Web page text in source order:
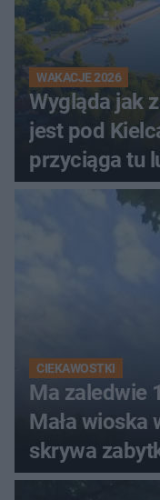
WAKACJE 2026
Wygląda jak
jest pod
przyciąga tu
CIEKAWOSTKI
Ma zaledwie
Mała wioska
skrywa